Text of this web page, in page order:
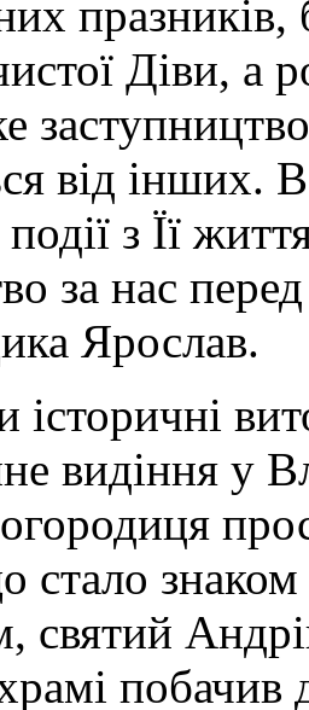
празників,
Діви, а
від
з Її
за нас
Ярослав.
видіння у
стало знаком
святий